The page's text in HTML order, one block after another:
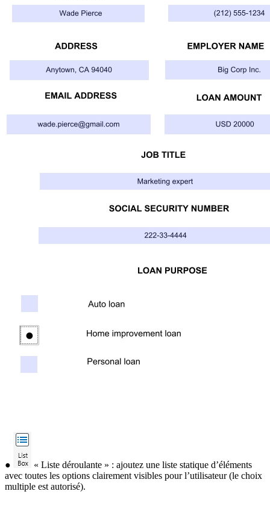
●
« Liste déroulante » : ajoutez une liste statique d’éléments
avec toutes les options clairement visibles pour l’utilisateur (le choix
multiple est autorisé).